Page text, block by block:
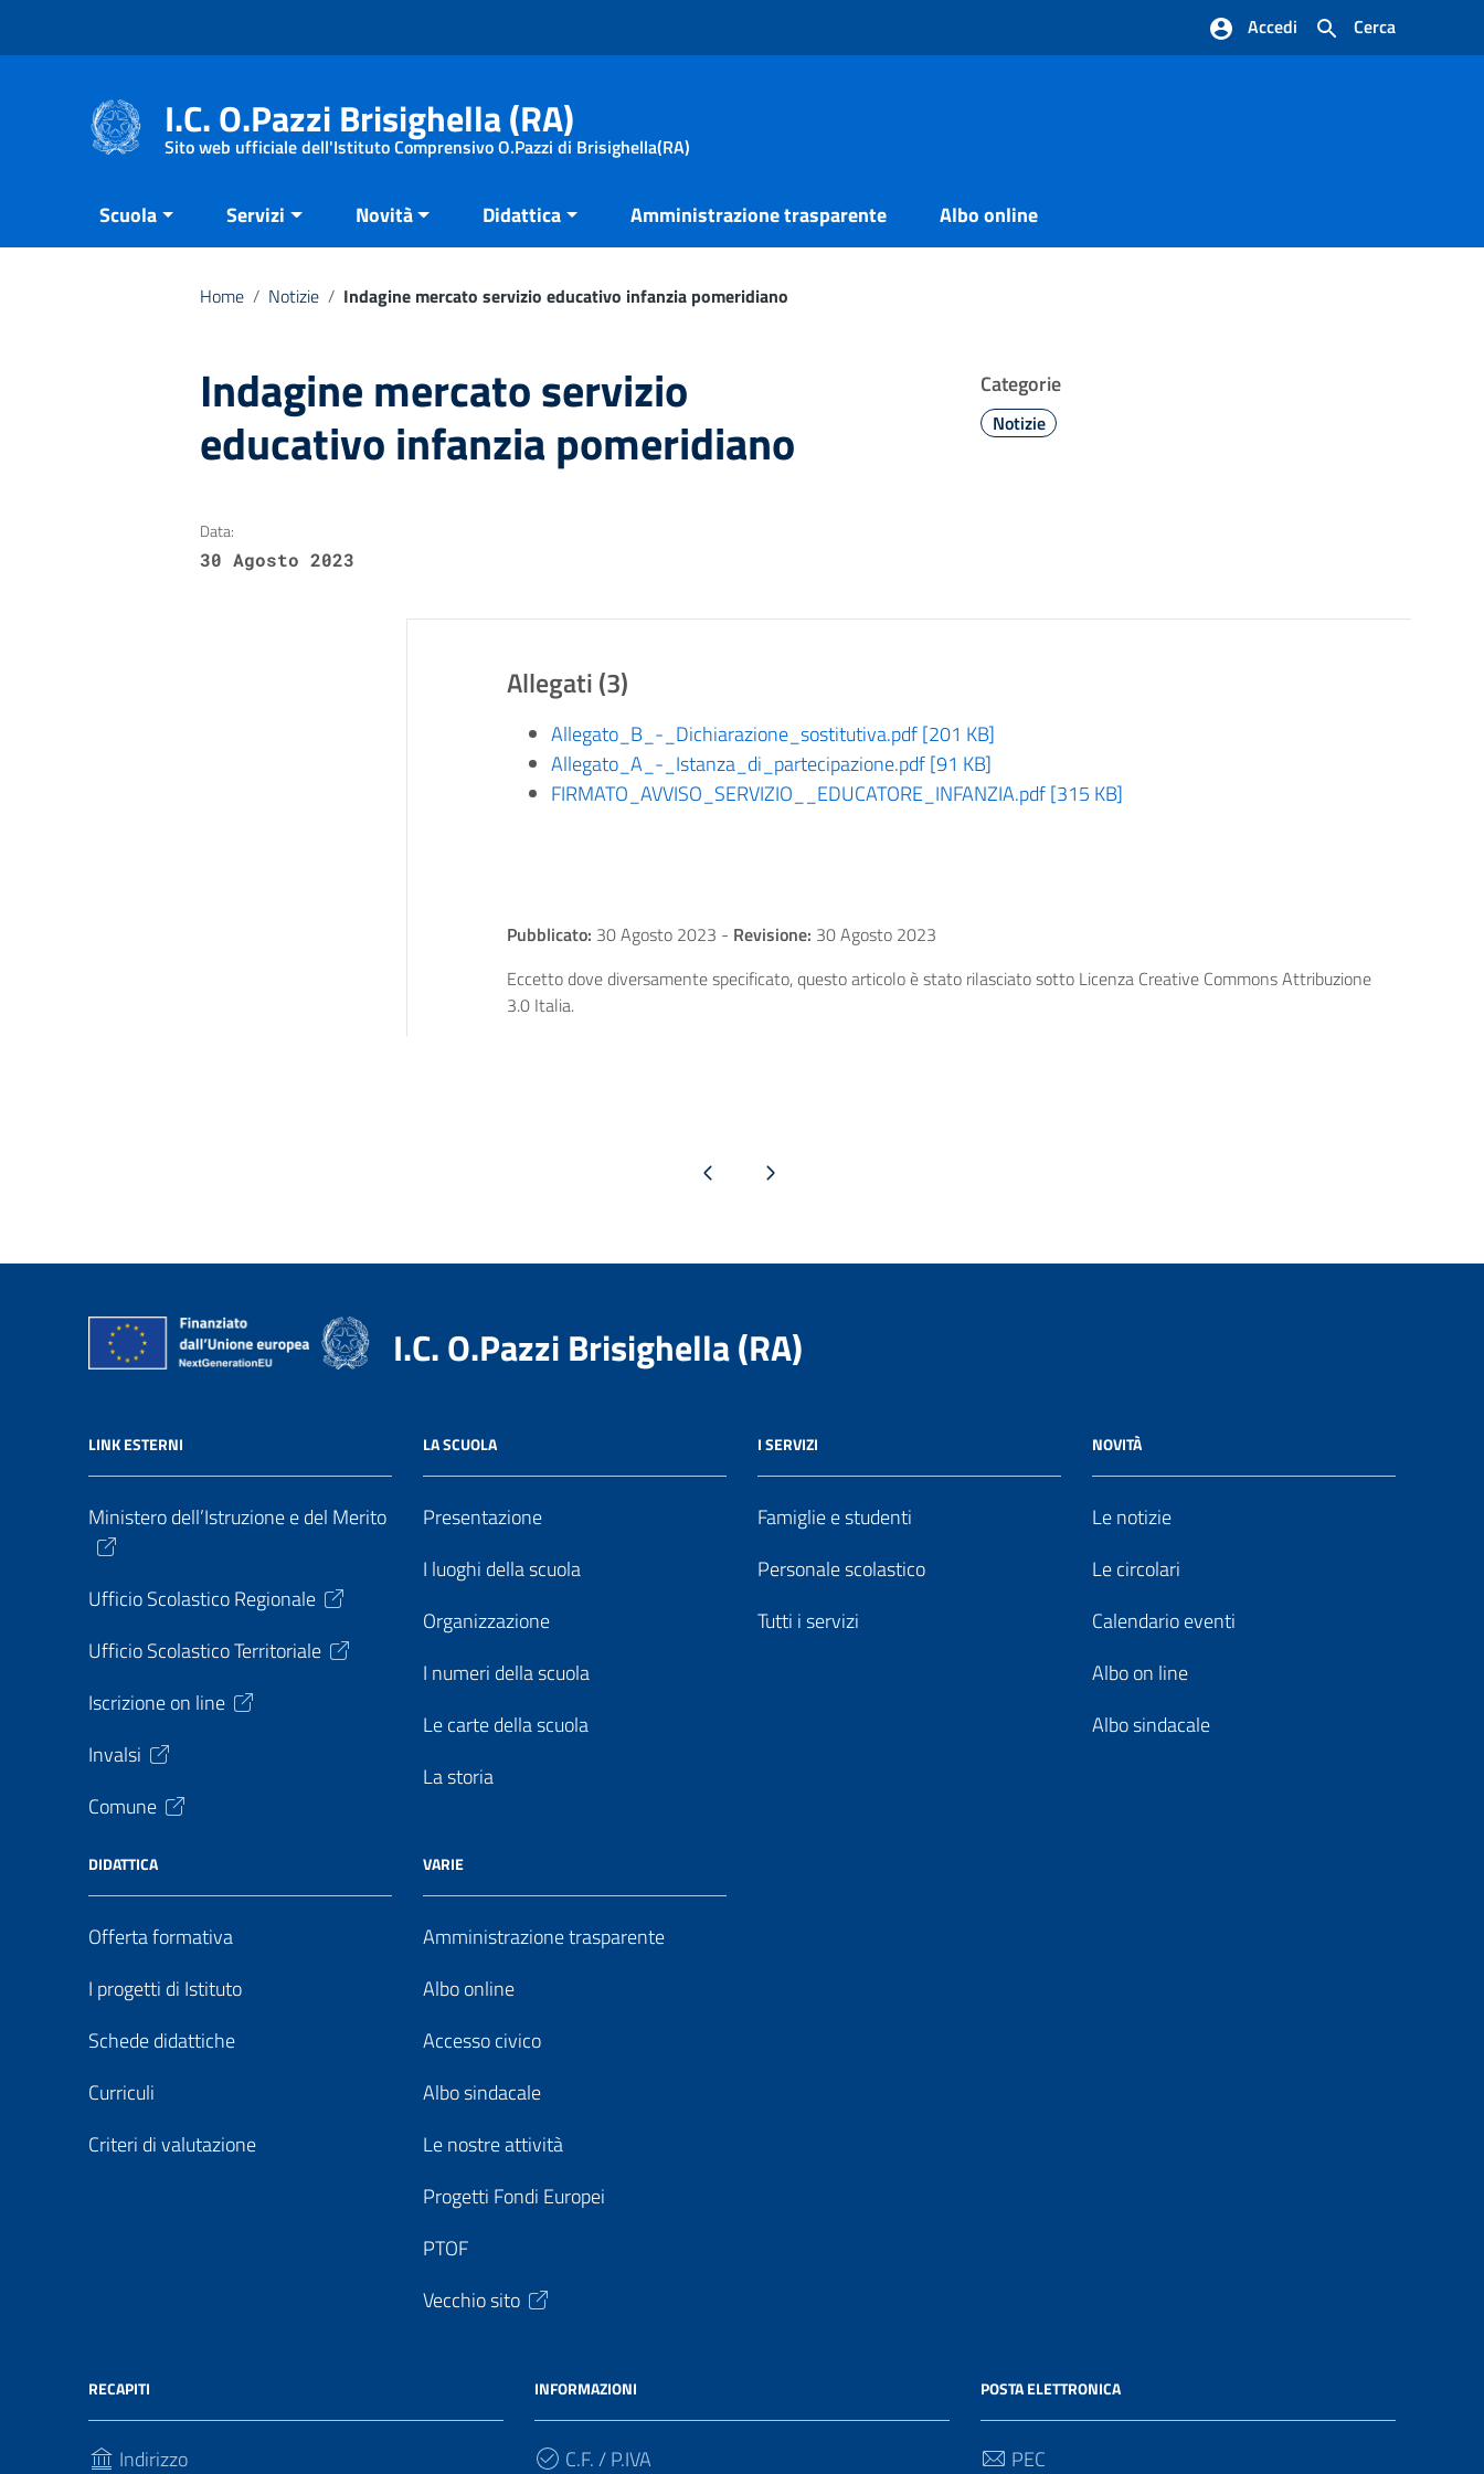
Cerca
Accedi
I.C. O.Pazzi Brisighella (RA)
Sito web ufficiale dell'Istituto Comprensivo O.Pazzi di Brisighella(RA)
Scuola Servizi Novità Didattica Amministrazione trasparente Albo online
Home / Notizie / Indagine mercato servizio educativo infanzia pomeridiano
Indagine mercato servizio
educativo infanzia pomeridiano
Categorie
Notizie
Data:
30 Agosto 2023
Allegati (3)
Allegato_B_-_Dichiarazione_sostitutiva.pdf [201 KB]
Allegato_A_-_Istanza_di_partecipazione.pdf [91 KB]
FIRMATO_AVVISO_SERVIZIO__EDUCATORE_INFANZIA.pdf [315 KB]
Pubblicato: 30 Agosto 2023 - Revisione: 30 Agosto 2023
Eccetto dove diversamente specificato, questo articolo è stato rilasciato sotto Licenza Creative Commons Attribuzione
3.0 Italia.
Pagina precedentePagina successiva
I.C. O.Pazzi Brisighella (RA)
LINK ESTERNI
Ministero dell’Istruzione e del Merito
Ufficio Scolastico Regionale
Ufficio Scolastico Territoriale
Iscrizione on line
Invalsi
Comune
LA SCUOLA
Presentazione
I luoghi della scuola
Organizzazione
I numeri della scuola
Le carte della scuola
La storia
I SERVIZI
Famiglie e studenti
Personale scolastico
Tutti i servizi
NOVITÀ
Le notizie
Le circolari
Calendario eventi
Albo on line
Albo sindacale
DIDATTICA
Offerta formativa
I progetti di Istituto
Schede didattiche
Curriculi
Criteri di valutazione
VARIE
Amministrazione trasparente
Albo online
Accesso civico
Albo sindacale
Le nostre attività
Progetti Fondi Europei
PTOF
Vecchio sito
RECAPITI
Indirizzo
INFORMAZIONI
C.F. / P.IVA
POSTA ELETTRONICA
PEC